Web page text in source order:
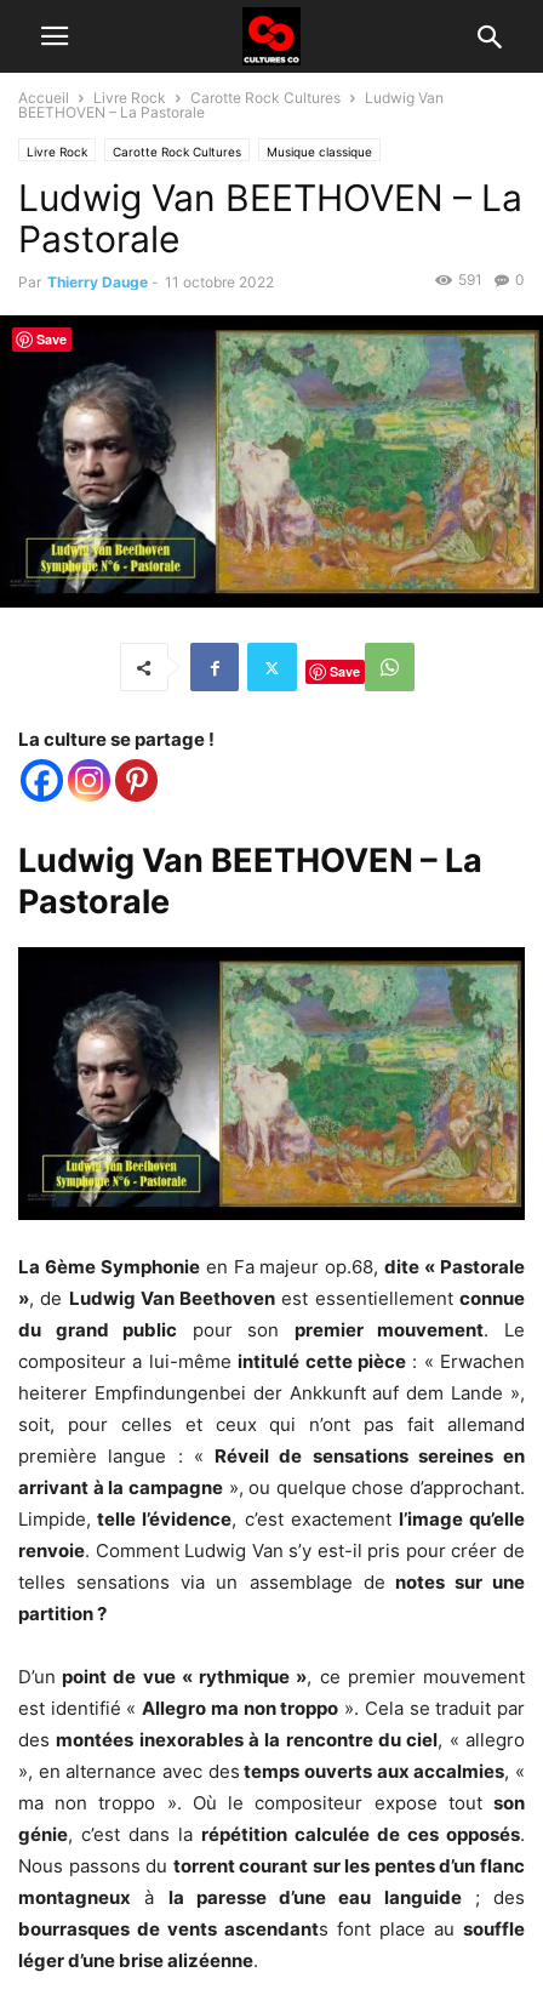
Accueil Livre Rock Carotte Rock Cultures
Ludwig Van
BEETHOVEN – La Pastorale
Livre Rock Carotte Rock Cultures Musique classique
Ludwig Van BEETHOVEN – La
Pastorale
Par Thierry Dauge - 11 octobre 2022 0
591
Save
La culture se partage !
Ludwig Van BEETHOVEN – La
Pastorale
La 6ème Symphonieen Fa majeur op.68,dite « Pastorale
», de Ludwig Van Beethoven est essentiellementconnue
du grand public pour son premier mouvement. Le
compositeur a lui-mêmeintitulé cette pièce: « Erwachen
heiterer Empfindungenbei der Ankkunft auf dem Lande »,
soit, pour celles et ceux qui n’ont pas fait allemand
première langue : « Réveil de sensations sereines en
arrivant à la campagne», ou quelque chose d’approchant.
Limpide, telle l’évidence, c’est exactement l’image qu’elle
renvoie. Comment Ludwig Van s’y est-il pris pour créer de
telles sensations via un assemblage de notes sur une
partition ?
D’un point de vue « rythmique », ce premier mouvement
est identifié «Allegro ma non troppo ». Cela se traduit par
desmontées inexorables à la rencontre du ciel, « allegro
», en alternance avec des temps ouverts aux accalmies, «
ma non troppo ». Où le compositeur expose tout son
génie, c’est dans la répétition calculée de ces opposés.
Nous passons du torrent courant sur les pentes d’un flanc
montagneux à la paresse d’une eau languide; des
bourrasques de vents ascendants font place au souffle
léger d’une brise alizéenne.
Save